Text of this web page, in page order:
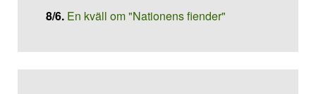
8/6. En kväll om "Nationens fiender"